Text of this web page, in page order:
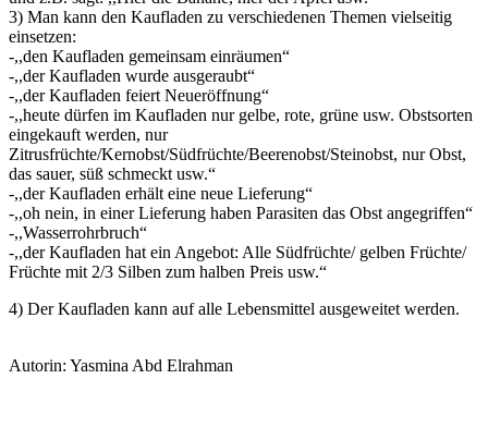
3) Man kann den Kaufladen zu verschiedenen Themen vielseitig
einsetzen:
-,,den Kaufladen gemeinsam einräumen“
-,,der Kaufladen wurde ausgeraubt“
-,,der Kaufladen feiert Neueröffnung“
-,,heute dürfen im Kaufladen nur gelbe, rote, grüne usw. Obstsorten
eingekauft werden, nur
Zitrusfrüchte/Kernobst/Südfrüchte/Beerenobst/Steinobst, nur Obst,
das sauer, süß schmeckt usw.“
-,,der Kaufladen erhält eine neue Lieferung“
-,,oh nein, in einer Lieferung haben Parasiten das Obst angegriffen“
-,,Wasserrohrbruch“
-,,der Kaufladen hat ein Angebot: Alle Südfrüchte/ gelben Früchte/
Früchte mit 2/3 Silben zum halben Preis usw.“
4) Der Kaufladen kann auf alle Lebensmittel ausgeweitet werden.
Autorin: Yasmina Abd Elrahman